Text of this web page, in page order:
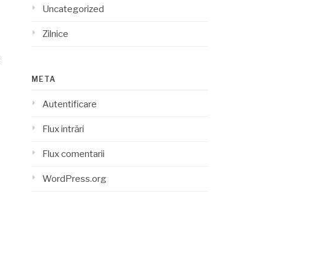
Uncategorized
Zilnice
META
Autentificare
Flux intrări
Flux comentarii
WordPress.org